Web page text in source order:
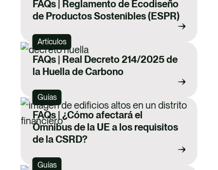
FAQs | Reglamento de Ecodiseño
de Productos Sostenibles (ESPR)
Artículos
FAQs | Real Decreto 214/2025 de
la Huella de Carbono
Guías
FAQs | ¿Cómo afectará el
Ómnibus de la UE a los requisitos
de la CSRD?
Guías